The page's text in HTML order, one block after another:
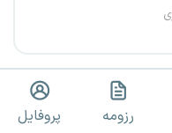
بیمه
رزومه پروفایل